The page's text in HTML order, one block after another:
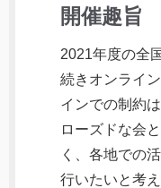
開催趣旨
2021年度の全
続きオンライ
インでの制約
ローズドな会
く、各地での
行いたいと考